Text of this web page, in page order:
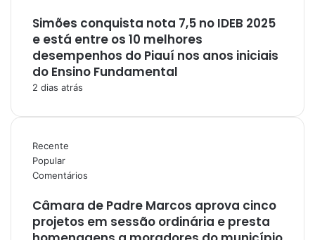
Simões conquista nota 7,5 no IDEB 2025
e está entre os 10 melhores
desempenhos do Piauí nos anos iniciais
do Ensino Fundamental
2 dias atrás
Recente
Popular
Comentários
Câmara de Padre Marcos aprova cinco
projetos em sessão ordinária e presta